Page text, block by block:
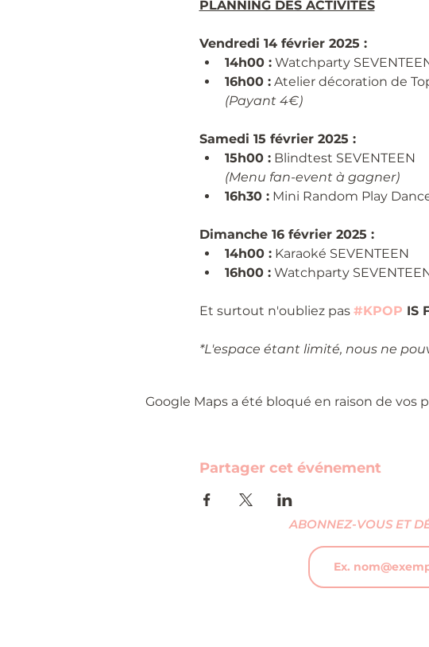
PLANNING DES ACTIVITÉS
Vendredi 14 février 2025 :
14h00 : Watchparty
16h00 : Atelier décoration de
(Payant 4€)
Samedi 15 février 2025 :
15h00 : Blindtest SEVENTEEN
(Menu fan-event à gagner)
16h30 : Mini Random Play
Dimanche 16 février 2025 :
14h00 : Karaoké SEVENTEEN
16h00 : Watchparty
Et surtout n'oubliez pas #KPOP IS
*L'espace étant limité, nous ne
Google Maps a été bloqué en raison de
Partager cet événement
ABONNEZ-VOUS ET